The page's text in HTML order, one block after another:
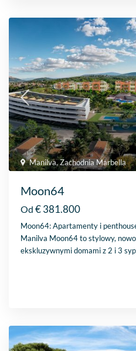
Manilva,Zachodnia Marbella
Moon64
Od € 381.800
Moon64: Apartamenty i
Manilva Moon64 to stylowy,
ekskluzywnymi domami z 2 i 3